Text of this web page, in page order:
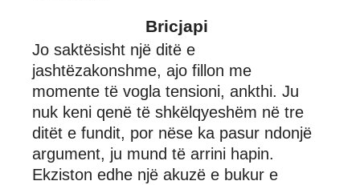
Bricjapi
Jo saktësisht një ditë e
jashtëzakonshme, ajo fillon me
momente të vogla tensioni, ankthi. Ju
nuk keni qenë të shkëlqyeshëm në tre
ditët e fundit, por nëse ka pasur ndonjë
argument, ju mund të arrini hapin.
Ekziston edhe një akuzë e bukur e